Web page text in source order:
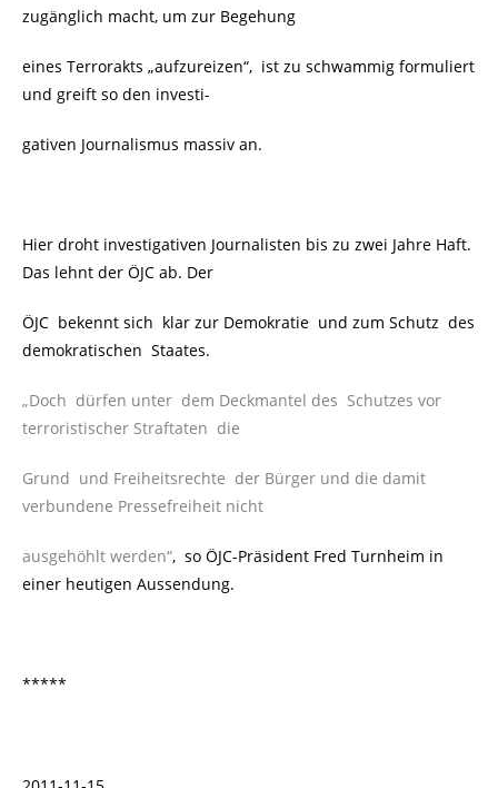
zugänglich macht, um zur Begehung
eines Terrorakts „aufzureizen“, ist zu schwammig formuliert
und greift so den investi-
gativen Journalismus massiv an.
Hier droht investigativen Journalisten bis zu zwei Jahre Haft.
Das lehnt der ÖJC ab. Der
ÖJC bekennt sich klar zur Demokratie und zum Schutz des
demokratischen Staates.
„Doch dürfen unter dem Deckmantel des Schutzes vor
terroristischer Straftaten die
Grund und Freiheitsrechte der Bürger und die damit
verbundene Pressefreiheit nicht
ausgehöhlt werden“, so ÖJC-Präsident Fred Turnheim in
einer heutigen Aussendung.
*****